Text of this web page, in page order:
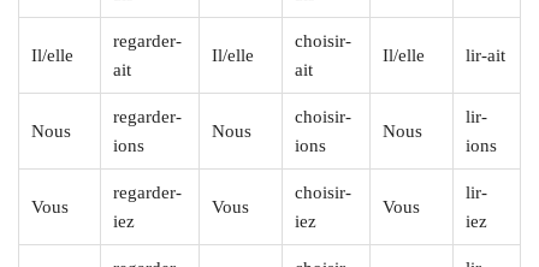
Il/elle
regarder-
ait
Il/elle
choisir-
ait
Il/elle lir-ait
Nous
regarder-
ions
Nous
choisir-
ions
Nous
lir-
ions
Vous
regarder-
iez
Vous
choisir-
iez
Vous
lir-
iez